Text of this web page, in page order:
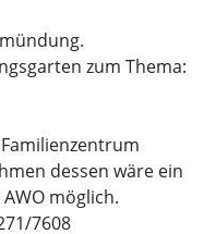
zum Thema:
dessen wäre ein
möglich.
7608